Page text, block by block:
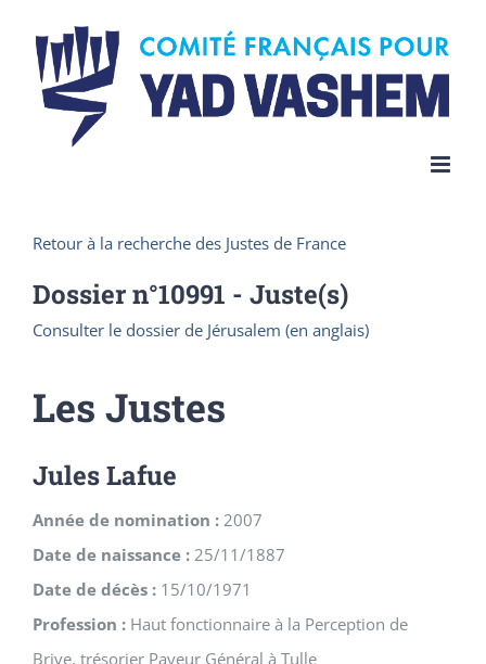
content
Retour à la recherche des Justes de France
Dossier n°10991 - Juste(s)
Consulter le dossier de Jérusalem (en anglais)
Les Justes
Jules Lafue
Année de nomination : 2007
Date de naissance : 25/11/1887
Date de décès : 15/10/1971
Profession : Haut fonctionnaire à la Perception de
Brive, trésorier Payeur Général à Tulle